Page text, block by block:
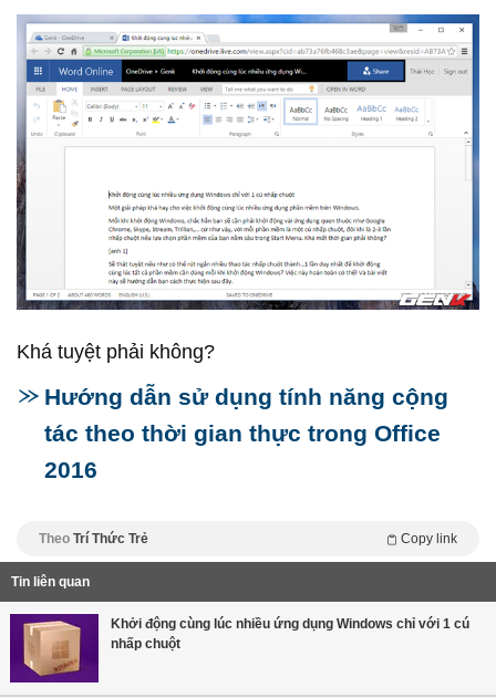
Khá tuyệt phải không?
Hướng dẫn sử dụng tính năng cộng
tác theo thời gian thực trong Office
2016
Theo Trí Thức Trẻ Copy link
Tin liên quan
Khởi động cùng lúc nhiều ứng dụng Windows chỉ với 1 cú
nhấp chuột